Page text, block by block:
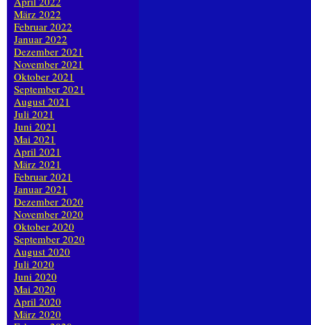
März 2022
Februar 2022
Januar 2022
Dezember 2021
November 2021
Oktober 2021
September 2021
August 2021
Juli 2021
Juni 2021
Mai 2021
April 2021
März 2021
Februar 2021
Januar 2021
Dezember 2020
November 2020
Oktober 2020
September 2020
August 2020
Juli 2020
Juni 2020
Mai 2020
April 2020
März 2020